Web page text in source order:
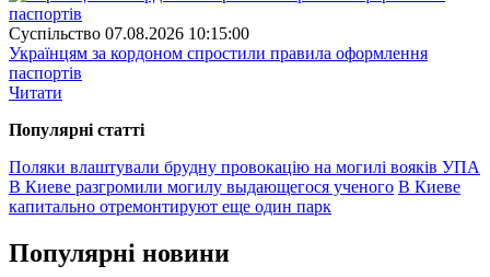
Суспiльство 07.08.2026 10:15:00
Українцям за кордоном спростили правила оформлення
паспортів
Читати
Популярнi статтi
Поляки влаштували брудну провокацію на могилі вояків УПА
В Киеве разгромили могилу выдающегося ученого В Киеве
капитально отремонтируют еще один парк
Популярнi новини